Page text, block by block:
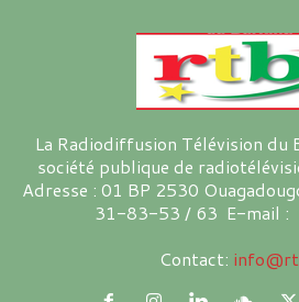
La Radiodiffusion Télévision du
société publique de
Adresse : 01 BP 2530
31-83-53 / 63 E-mail :
Contact: